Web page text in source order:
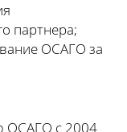
партнера;
ОСАГО за
ОСАГО с 2004